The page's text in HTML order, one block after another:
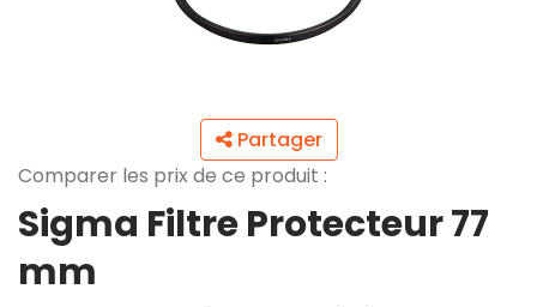
Partager
Comparer les prix de ce produit :
Sigma Filtre Protecteur 77
mm